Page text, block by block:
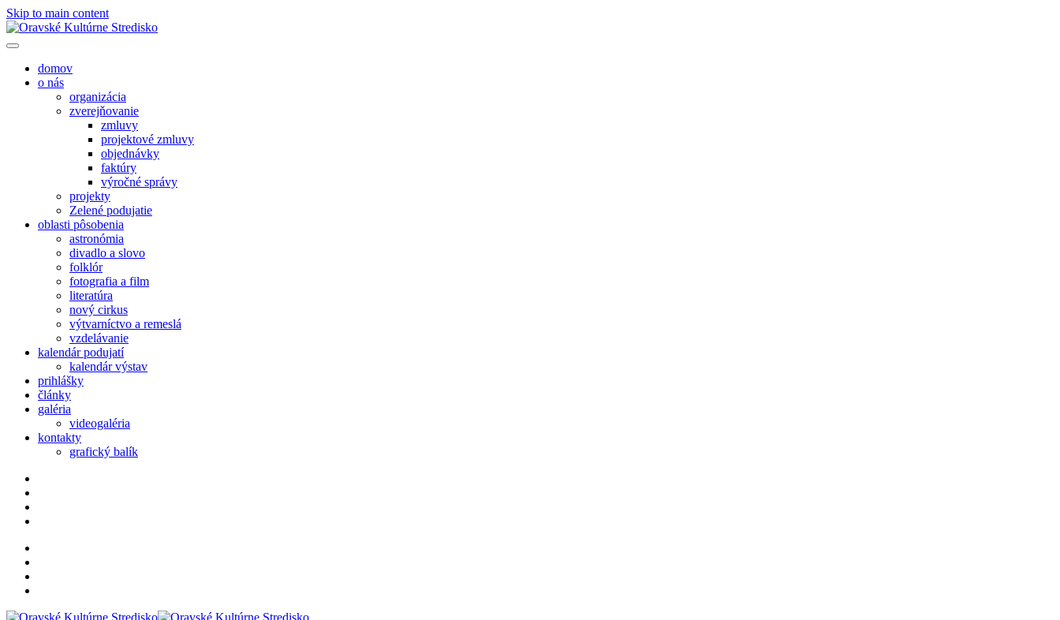
Skip to main content
domov
o nás
organizácia
zverejňovanie
zmluvy
projektové zmluvy
objednávky
faktúry
výročné správy
projekty
Zelené podujatie
oblasti pôsobenia
astronómia
divadlo a slovo
folklór
fotografia a film
literatúra
nový cirkus
výtvarníctvo a remeslá
vzdelávanie
kalendár podujatí
kalendár výstav
prihlášky
články
galéria
videogaléria
kontakty
grafický balík